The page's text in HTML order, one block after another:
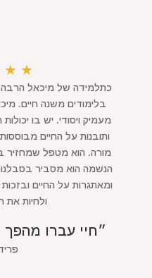
★
★
כתלמידה של מיכאל הרבה
בלימודים משנה חיים.
מעמיק ויסודי. יש בו
ותובנות על החיים
מורה. הוא מטפל שמחזיר
הנשמה הוא מסביר בסבלנות
ומאתגרות על החיים
ולחיות את
״חיי עברו